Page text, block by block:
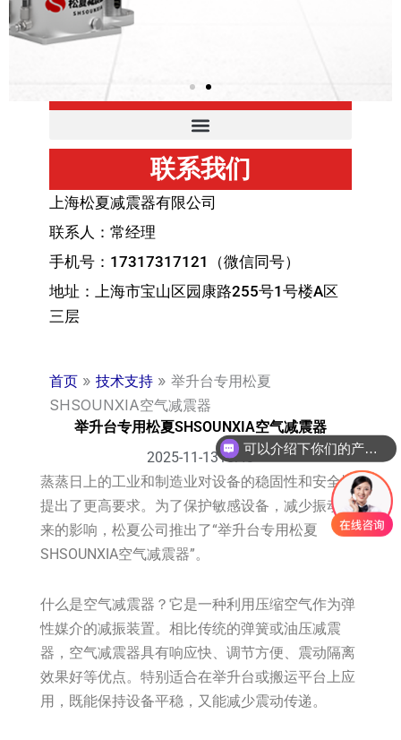
产品分类
联系我们
上海松夏减震器有限公司
联系人：常经理
手机号：17317317121（微信同号）
地址：上海市宝山区园康路255号1号楼A区
三层
首页 » 技术支持 » 举升台专用松夏
SHSOUNXIA空气减震器
举升台专用松夏SHSOUNXIA空气减震器
2025-11-1315:43
蒸蒸日上的工业和制造业对设备的稳固性和安全性
提出了更高要求。为了保护敏感设备，减少振动带
来的影响，松夏公司推出了“举升台专用松夏
SHSOUNXIA空气减震器”。
什么是空气减震器？它是一种利用压缩空气作为弹
性媒介的减振装置。相比传统的弹簧或油压减震
器，空气减震器具有响应快、调节方便、震动隔离
效果好等优点。特别适合在举升台或搬运平台上应
用，既能保持设备平稳，又能减少震动传递。
可以介绍下你们的产品么？